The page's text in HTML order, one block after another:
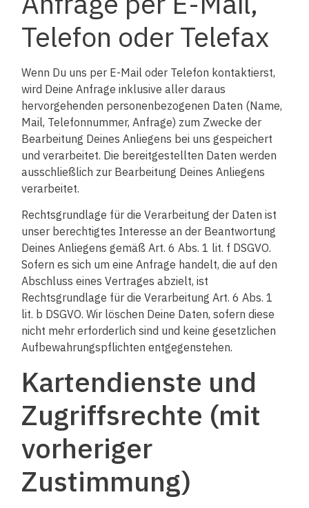
Telefon oder Telefax
Wenn Du uns per E-Mail oder Telefon kontaktierst,
wird Deine Anfrage inklusive aller daraus
hervorgehenden personenbezogenen Daten (Name,
Mail, Telefonnummer, Anfrage) zum Zwecke der
Bearbeitung Deines Anliegens bei uns gespeichert
und verarbeitet. Die bereitgestellten Daten werden
ausschließlich zur Bearbeitung Deines Anliegens
verarbeitet.
Rechtsgrundlage für die Verarbeitung der Daten ist
unser berechtigtes Interesse an der Beantwortung
Deines Anliegens gemäß Art. 6 Abs. 1 lit. f DSGVO.
Sofern es sich um eine Anfrage handelt, die auf den
Abschluss eines Vertrages abzielt, ist
Rechtsgrundlage für die Verarbeitung Art. 6 Abs. 1
lit. b DSGVO. Wir löschen Deine Daten, sofern diese
nicht mehr erforderlich sind und keine gesetzlichen
Aufbewahrungspflichten entgegenstehen.
Kartendienste und
Zugriffsrechte (mit
vorheriger
Zustimmung)